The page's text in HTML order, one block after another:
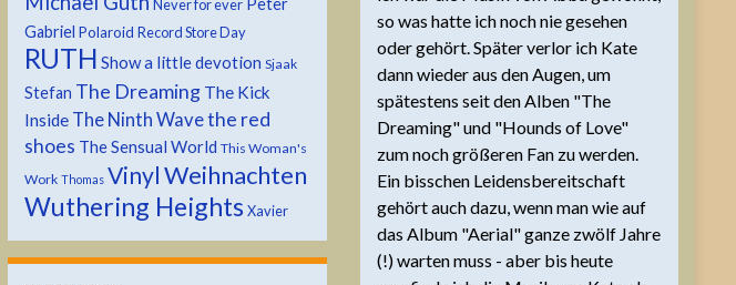
Never for ever Peter
Gabriel Polaroid Record Store Day
RUTH Show a little devotion Sjaak
Stefan The Dreaming The Kick
Inside The Ninth Wavethe red
shoes The Sensual World This Woman's
Work Thomas VinylWeihnachten
Wuthering Heights Xavier
so was hatte ich noch nie gesehen
oder gehört. Später verlor ich Kate
dann wieder aus den Augen, um
spätestens seit den Alben "The
Dreaming" und "Hounds of Love"
zum noch größeren Fan zu werden.
Ein bisschen Leidensbereitschaft
gehört auch dazu, wenn man wie auf
das Album "Aerial" ganze zwölf Jahre
(!) warten muss - aber bis heute